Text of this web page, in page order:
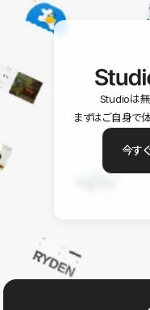
Studioは無
まずはご自身で
今す